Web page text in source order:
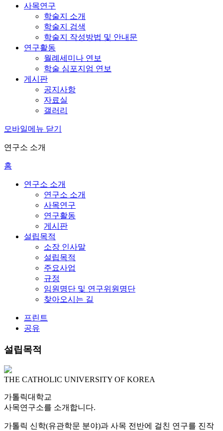
사목연구
학술지 소개
학술지 검색
학술지 작성방법 및 안내문
연구활동
월례세미나 연보
학술 심포지엄 연보
게시판
공지사항
자료실
갤러리
모바일메뉴 닫기
연구소 소개
홈
연구소 소개
연구소 소개
사목연구
연구활동
게시판
설립목적
소장 인사말
설립목적
주요사업
규정
임원명단 및 연구위원명단
찾아오시는 길
프린트
공유
설립목적
THE CATHOLIC UNIVERSITY OF KOREA
가톨릭대학교
사목연구소를 소개합니다.
가톨릭 신학(유관학문 분야)과 사목 전반에 걸친 연구를 진작